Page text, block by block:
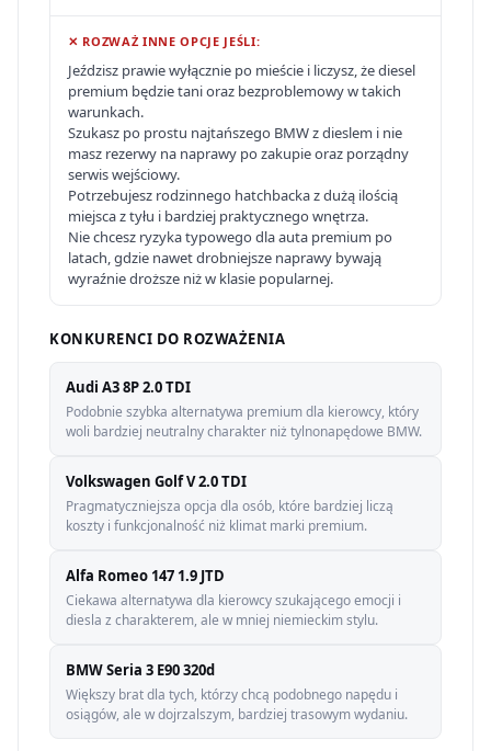
✕ ROZWAŻ INNE OPCJE JEŚLI:
Jeździsz prawie wyłącznie po mieście i liczysz, że diesel
premium będzie tani oraz bezproblemowy w takich
warunkach.
Szukasz po prostu najtańszego BMW z dieslem i nie
masz rezerwy na naprawy po zakupie oraz porządny
serwis wejściowy.
Potrzebujesz rodzinnego hatchbacka z dużą ilością
miejsca z tyłu i bardziej praktycznego wnętrza.
Nie chcesz ryzyka typowego dla auta premium po
latach, gdzie nawet drobniejsze naprawy bywają
wyraźnie droższe niż w klasie popularnej.
KONKURENCI DO ROZWAŻENIA
Audi A3 8P 2.0 TDI
Podobnie szybka alternatywa premium dla kierowcy, który
woli bardziej neutralny charakter niż tylnonapędowe BMW.
Volkswagen Golf V 2.0 TDI
Pragmatyczniejsza opcja dla osób, które bardziej liczą
koszty i funkcjonalność niż klimat marki premium.
Alfa Romeo 147 1.9 JTD
Ciekawa alternatywa dla kierowcy szukającego emocji i
diesla z charakterem, ale w mniej niemieckim stylu.
BMW Seria 3 E90 320d
Większy brat dla tych, którzy chcą podobnego napędu i
osiągów, ale w dojrzalszym, bardziej trasowym wydaniu.